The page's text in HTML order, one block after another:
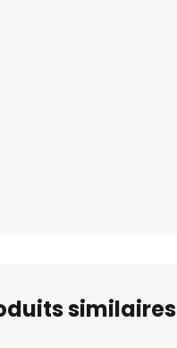
similaires